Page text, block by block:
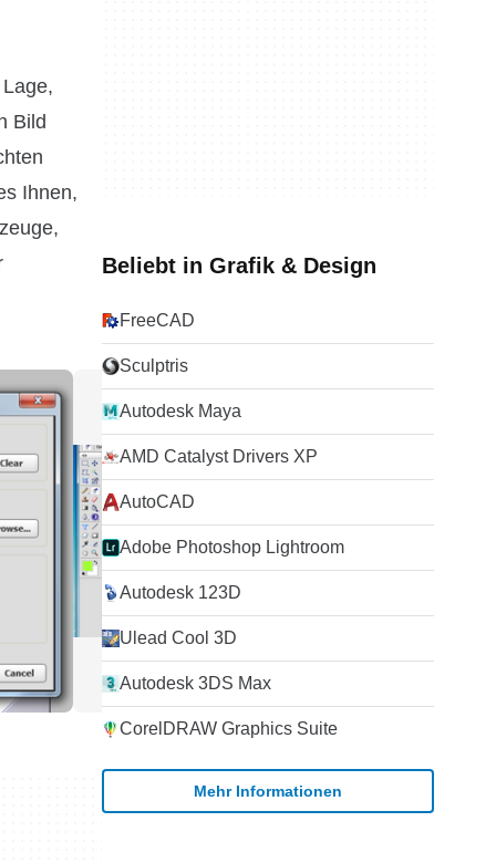
Bild
Ihnen,
Beliebt in Grafik & Design
FreeCAD
Sculptris
Autodesk Maya
AMD Catalyst Drivers XP
AutoCAD
Adobe Photoshop Lightroom
Autodesk 123D
Ulead Cool 3D
Autodesk 3DS Max
CorelDRAW Graphics Suite
Mehr Informationen